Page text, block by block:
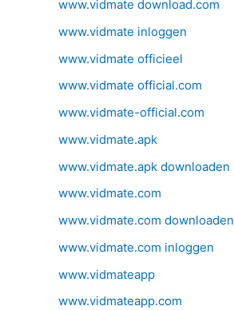
www.vidmate download.com
www.vidmate inloggen
www.vidmate officieel
www.vidmate official.com
www.vidmate-official.com
www.vidmate.apk
www.vidmate.apk downloaden
www.vidmate.com
www.vidmate.com downloaden
www.vidmate.com inloggen
www.vidmateapp
www.vidmateapp.com